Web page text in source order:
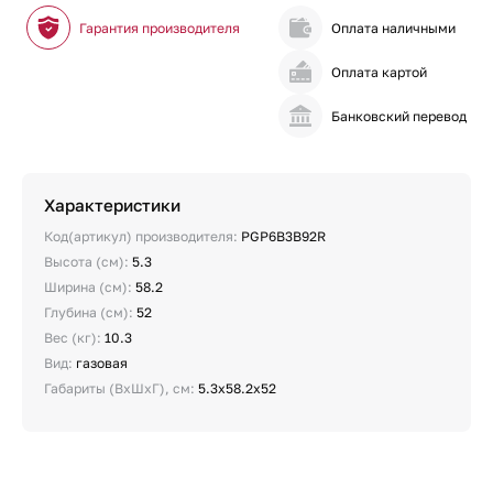
Гарантия производителя Оплата наличными
Оплата картой
Банковский перевод
Характеристики
Код(артикул) производителя: PGP6B3B92R
Высота (см): 5.3
Ширина (см): 58.2
Глубина (см): 52
Вес (кг): 10.3
Вид: газовая
Габариты (ВхШхГ), см: 5.3х58.2х52